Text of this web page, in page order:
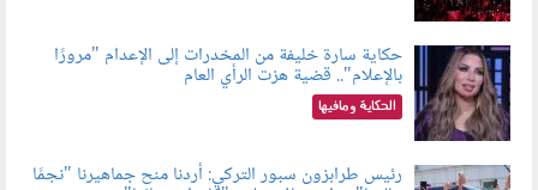
060801.jpeg
حكاية سارة خليفة من المخدرات إلى الإعدام "مرورًا
بالإعلام".. قضية هزت الرأي العام
الحكاية ومافيها
رئيس طرابزون سبور التركي: أردنا منح جماهيرنا "نجمًا